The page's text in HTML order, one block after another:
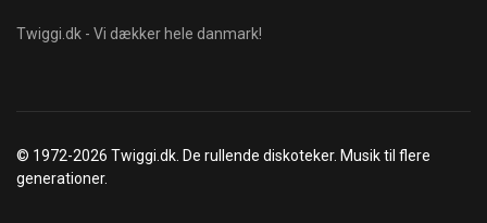
Twiggi.dk - Vi dækker hele danmark!
© 1972-2026 Twiggi.dk. De rullende diskoteker. Musik til flere
generationer.